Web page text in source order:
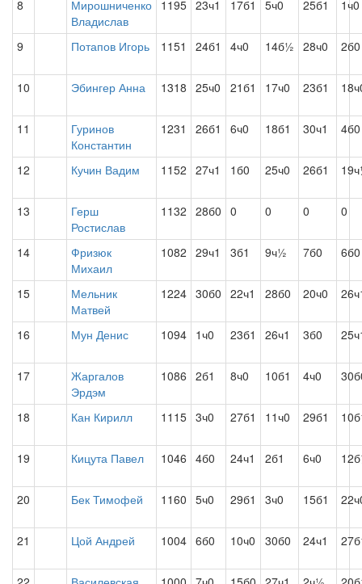
8
Мирошниченко
Владислав
1195 23ч1 17б1 5ч0 25б1 1ч0
9 Потапов Игорь 1151 24б1 4ч0 14б½ 28ч0 2б0
10 Эбингер Анна 1318 25ч0 21б1 17ч0 23б1
11
Гуринов
Константин
1231 26б1 6ч0 18б1 30ч1 4б0
12 Кучин Вадим 1152 27ч1 1б0 25ч0 26б1
13
Герш
Ростислав
1132 28б0 0 0 0 0
14
Фризюк
Михаил
1082 29ч1 3б1 9ч½ 7б0 6б0
15
Мельник
Матвей
1224 30б0 22ч1 28б0 20ч0
16 Мун Денис 1094 1ч0 23б1 26ч1 3б0
17
Жаргалов
Эрдэм
1086 2б1 8ч0 10б1 4ч0
18 Кан Кирилл 1115 3ч0 27б1 11ч0 29б1
19 Кицута Павел 1046 4б0 24ч1 2б1 6ч0
20 Бек Тимофей 1160 5ч0 29б1 3ч0 15б1
21 Цой Андрей 1004 6б0 10ч0 30б0 24ч1